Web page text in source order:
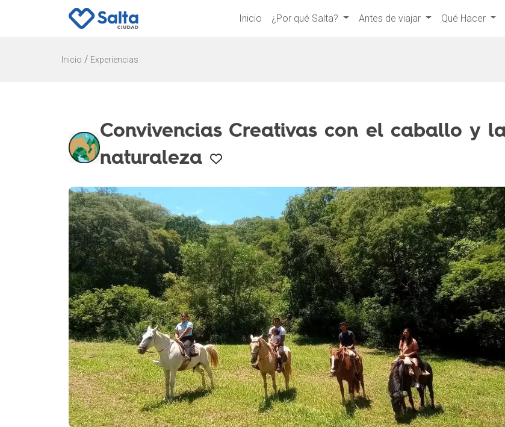
Inicio ¿Por qué Salta? Antes de viajar Qué Hacer
Inicio / Experiencias
Convivencias Creativas con el caballo y
naturaleza